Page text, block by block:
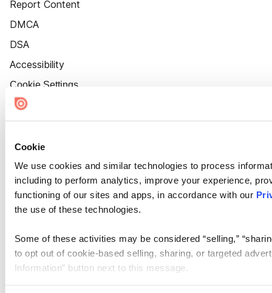
Cookie
We use cookies and similar technologies to process
including to perform analytics, improve your experience,
functioning of our sites and apps, in accordance with our
the use of these technologies.
Some of these activities may be considered “selling,”
to opt out of cookie-based selling, sharing, or targeted
Information” button next to this message.
Report Content
DMCA
DSA
Accessibility
Cookie Settings